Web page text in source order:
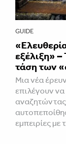
GUIDE
εξέλιξη»
τάση των
Μια νέα
επιλέγουν
αναζητώντας
εμπειρίες με